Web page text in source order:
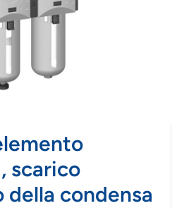
scarico
condensa